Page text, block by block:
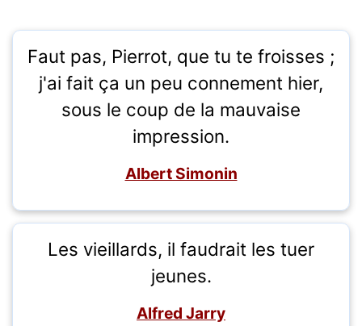
Faut pas, Pierrot, que tu te froisses ;
j'ai fait ça un peu connement hier,
sous le coup de la mauvaise
impression.
Albert Simonin
Les vieillards, il faudrait les tuer
jeunes.
Alfred Jarry